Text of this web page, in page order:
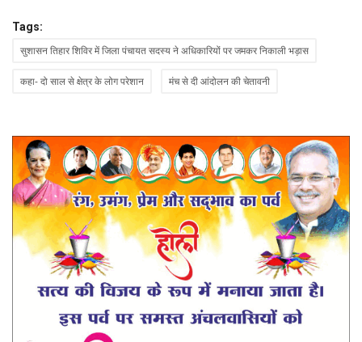
Tags:
सुशासन तिहार शिविर में जिला पंचायत सदस्य ने अधिकारियों पर जमकर निकाली भड़ास
कहा- दो साल से क्षेत्र के लोग परेशान मंच से दी आंदोलन की चेतावनी